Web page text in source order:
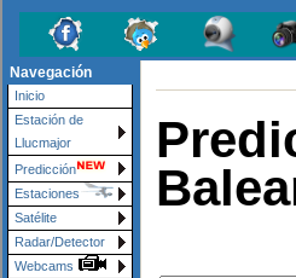
Navegación
Inicio
Estación de
Llucmajor
Predicción
Estaciones
Satélite
Radar/Detector
Webcams